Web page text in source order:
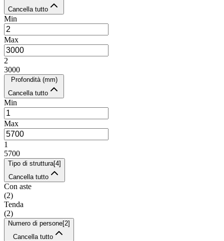
Cancella tutto
Min
Max
2
3000
Profondità (mm)
Cancella tutto
Min
Max
1
5700
Tipo di struttura[4]
Cancella tutto
Con aste
(2)
Tenda
(2)
Numero di persone[2]
Cancella tutto